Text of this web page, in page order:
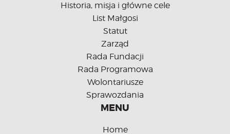
Historia, misja i główne cele
List Małgosi
Statut
Zarząd
Rada Fundacji
Rada Programowa
Wolontariusze
Sprawozdania
MENU
Home